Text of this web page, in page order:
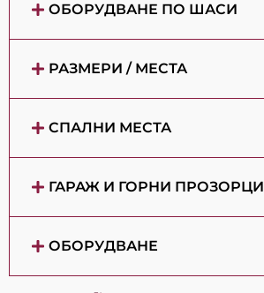
ОБОРУДВАНЕ ПО ШАСИ
РАЗМЕРИ / МЕСТА
СПАЛНИ МЕСТА
ГАРАЖ И ГОРНИ ПРОЗОРЦИ
ОБОРУДВАНЕ